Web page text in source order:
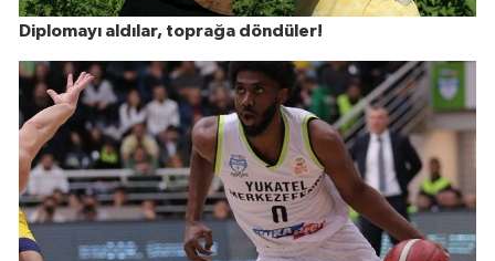
Diplomayı aldılar, toprağa döndüler!